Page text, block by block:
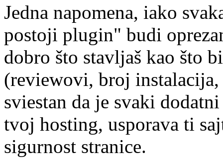
Jedna napomena, iako
postoji plugin" budi
dobro što stavljaš kao što
(reviewovi, broj
sviestan da je svaki
tvoj hosting, usporava ti
sigurnost stranice.